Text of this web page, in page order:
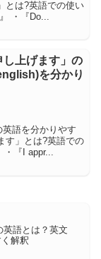
・『Do...
し上げます」の
を分かり
語を分かりやす
・『I appr...
英語とは？英文
解釈